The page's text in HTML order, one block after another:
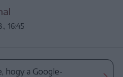
16:45
hogy a Google-